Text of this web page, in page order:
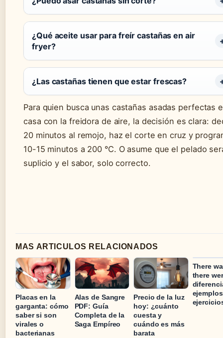
¿Qué aceite usar para freír castañas en air
fryer?
¿Las castañas tienen que estar frescas?
Para quien busca unas castañas asadas perfectas
casa con la freidora de aire, la decisión es clara:
20 minutos al remojo, haz el corte en cruz y
10-15 minutos a 200 °C. O asume que el pelado
suplicio y el sabor, solo correcto.
MAS ARTICULOS RELACIONADOS
Placas en la
garganta: cómo
saber si son
virales o
bacterianas
Alas de Sangre
PDF: Guía
Completa de la
Saga Empíreo
Precio de la luz
hoy: ¿cuánto
cuesta y
cuándo es más
barata
There
there